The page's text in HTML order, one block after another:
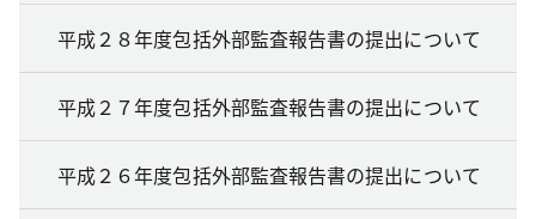
平成２８年度包括外部監査報告書の提出について
平成２７年度包括外部監査報告書の提出について
平成２６年度包括外部監査報告書の提出について